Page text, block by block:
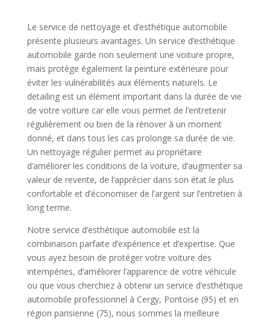
Le service de nettoyage et d’esthétique automobile
présente plusieurs avantages. Un service d’esthétique
automobile garde non seulement une voiture propre,
mais protège également la peinture extérieure pour
éviter les vulnérabilités aux éléments naturels. Le
detailing est un élément important dans la durée de vie
de votre voiture car elle vous permet de l’entretenir
régulièrement ou bien de la rénover à un moment
donné, et dans tous les cas prolonge sa durée de vie.
Un nettoyage régulier permet au propriétaire
d’améliorer les conditions de la voiture, d’augmenter sa
valeur de revente, de l’apprécier dans son état le plus
confortable et d’économiser de l’argent sur l’entretien à
long terme.
Notre service d’esthétique automobile est la
combinaison parfaite d’expérience et d’expertise. Que
vous ayez besoin de protéger votre voiture des
intempéries, d’améliorer l’apparence de votre véhicule
ou que vous cherchiez à obtenir un service d’esthétique
automobile professionnel à Cergy, Pontoise (95) et en
région parisienne (75), nous sommes la meilleure